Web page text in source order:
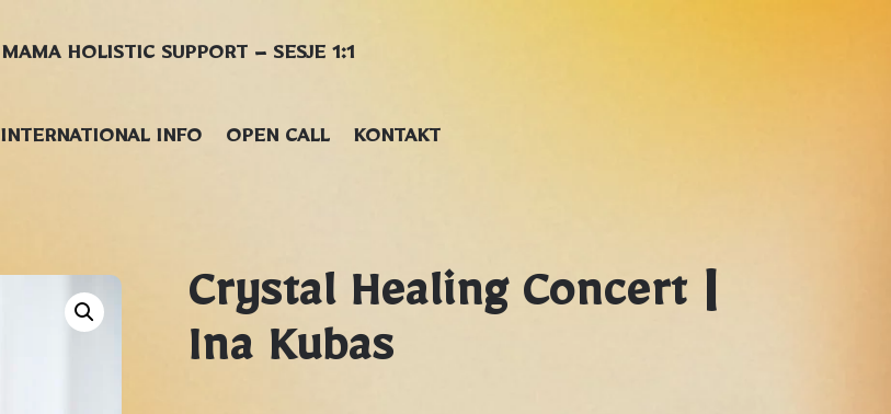
MAMA HOLISTIC SUPPORT – SESJE 1:1
INTERNATIONAL INFO OPEN CALL KONTAKT
Crystal Healing Concert |
Ina Kubas